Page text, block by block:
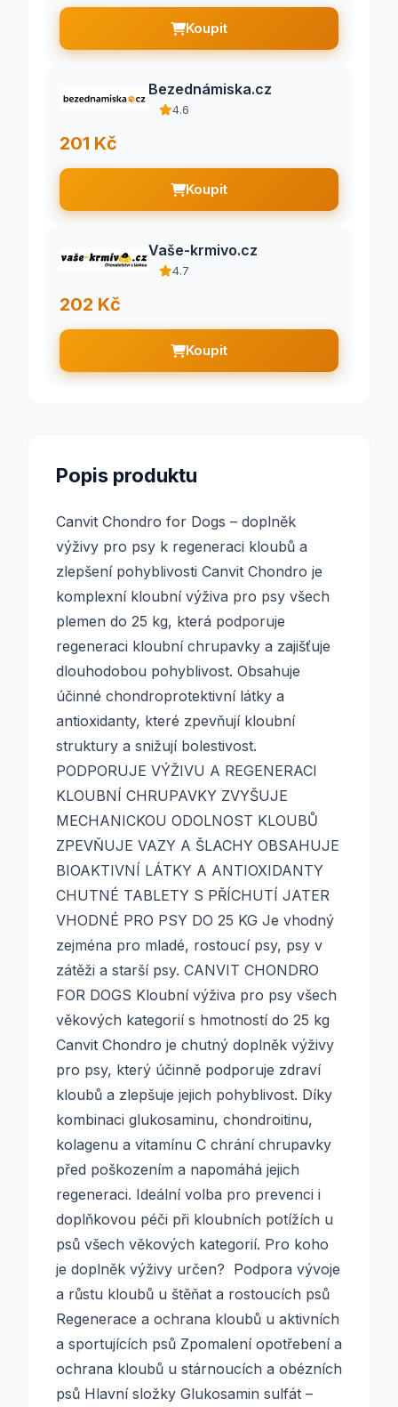
Koupit
Bezednámiska.cz
4.6
201 Kč
Koupit
Vaše-krmivo.cz
4.7
202 Kč
Koupit
Popis produktu
Canvit Chondro for Dogs – doplněk
výživy pro psy k regeneraci kloubů a
zlepšení pohyblivosti Canvit Chondro je
komplexní kloubní výživa pro psy všech
plemen do 25 kg, která podporuje
regeneraci kloubní chrupavky a zajišťuje
dlouhodobou pohyblivost. Obsahuje
účinné chondroprotektivní látky a
antioxidanty, které zpevňují kloubní
struktury a snižují bolestivost.
PODPORUJE VÝŽIVU A REGENERACI
KLOUBNÍ CHRUPAVKY ZVYŠUJE
MECHANICKOU ODOLNOST KLOUBŮ
ZPEVŇUJE VAZY A ŠLACHY OBSAHUJE
BIOAKTIVNÍ LÁTKY A ANTIOXIDANTY
CHUTNÉ TABLETY S PŘÍCHUTÍ JATER
VHODNÉ PRO PSY DO 25 KG Je vhodný
zejména pro mladé, rostoucí psy, psy v
zátěži a starší psy. CANVIT CHONDRO
FOR DOGS Kloubní výživa pro psy všech
věkových kategorií s hmotností do 25 kg
Canvit Chondro je chutný doplněk výživy
pro psy, který účinně podporuje zdraví
kloubů a zlepšuje jejich pohyblivost. Díky
kombinaci glukosaminu, chondroitinu,
kolagenu a vitamínu C chrání chrupavky
před poškozením a napomáhá jejich
regeneraci. Ideální volba pro prevenci i
doplňkovou péči při kloubních potížích u
psů všech věkových kategorií. Pro koho
je doplněk výživy určen? Podpora vývoje
a růstu kloubů u štěňat a rostoucích psů
Regenerace a ochrana kloubů u aktivních
a sportujících psů Zpomalení opotřebení a
ochrana kloubů u stárnoucích a obézních
psů Hlavní složky Glukosamin sulfát –